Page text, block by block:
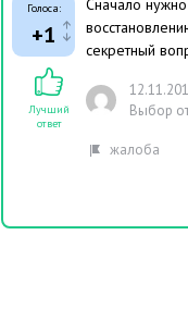
Голоса:
+1
Лучший
ответ
Сначало нужно
секретный
Выбор